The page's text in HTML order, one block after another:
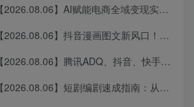
【2026.08.06】AI赋能电商全域变现实战指南｜多平台无人运营、智能工具应用、供应链合规与全链路盈利闭环系统课
【2026.08.06】抖音漫画图文新风口！10分钟快速出片，稳定获取创作者收益
【2026.08.06】腾讯ADQ、抖音、快手、B站全平台广告实操课：投手手把手教你稳定变现，拆解出单全流程
【2026.08.06】短剧编剧速成指南：从AI写剧指令到过稿投稿，全流程实操教学